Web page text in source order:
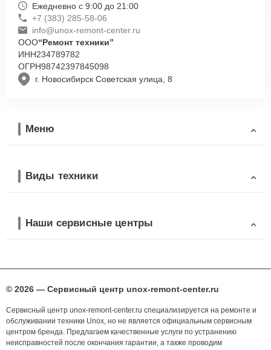
г. Новосибирск Советская улица, 8
Ежедневно с 9:00 до 21:00
+7 (383) 285-58-06
info@unox-remont-center.ru
ООО“Ремонт техники”
ИНН234789782
ОГРН98742397845098
Меню
Виды техники
Наши сервисные центры
© 2026 — Сервисный центр unox-remont-center.ru
Сервисный центр unox-remont-center.ru специализируется на ремонте и
обслуживании техники Unox, но не является официальным сервисным
центром бренда. Предлагаем качественные услуги по устранению
неисправностей после окончания гарантии, а также проводим